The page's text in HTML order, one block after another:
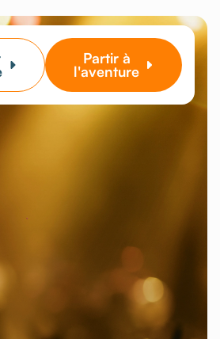
Partir à
l'aventure